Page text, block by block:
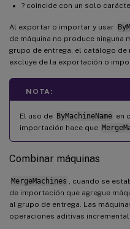
? coincide con un solo
Al exportar o importar y usar
de máquina no produce ninguna
grupo de entrega, el catálogo de
excluye de la exportación o
NOTA:
El uso de ByMachineName en
importación hace que
Combinar máquinas
MergeMachines , cuando se
de importación que agregue
al grupo de entrega. Las
operaciones aditivas